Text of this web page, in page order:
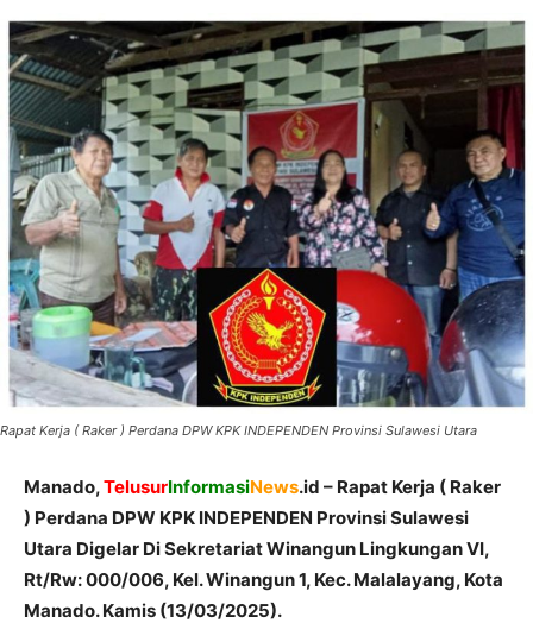
Rapat Kerja ( Raker ) Perdana DPW KPK INDEPENDEN Provinsi Sulawesi Utara
Manado,TelusurInformasiNews.id – Rapat Kerja ( Raker
) Perdana DPW KPK INDEPENDEN Provinsi Sulawesi
Utara Digelar Di Sekretariat Winangun Lingkungan VI,
Rt/Rw: 000/006, Kel. Winangun 1, Kec. Malalayang, Kota
Manado. Kamis (13/03/2025).